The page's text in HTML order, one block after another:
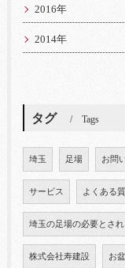
2016年
2014年
タグ Tags
埼玉 足場 お問
サービス よくある
埼玉の足場の必要とさ
株式会社寿建設 お